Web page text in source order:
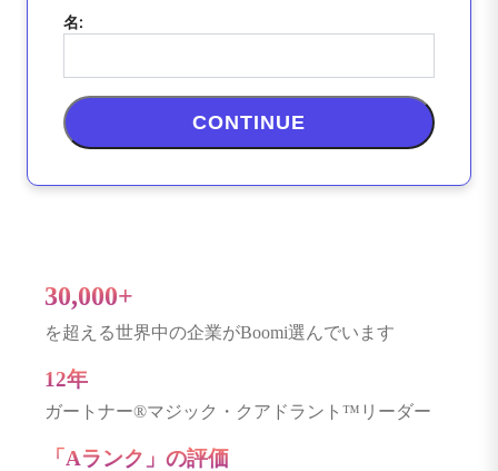
30,000+
を超える世界中の企業がBoomi選んでいます
12年
ガートナー®マジック・クアドラント™リーダー
「Aランク」の評価
名:
CONTINUE